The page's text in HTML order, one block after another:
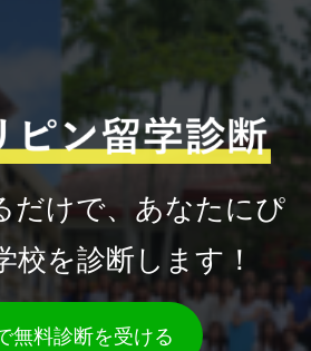
だけで、あなたにぴ
校を診断します！
無料診断を受ける